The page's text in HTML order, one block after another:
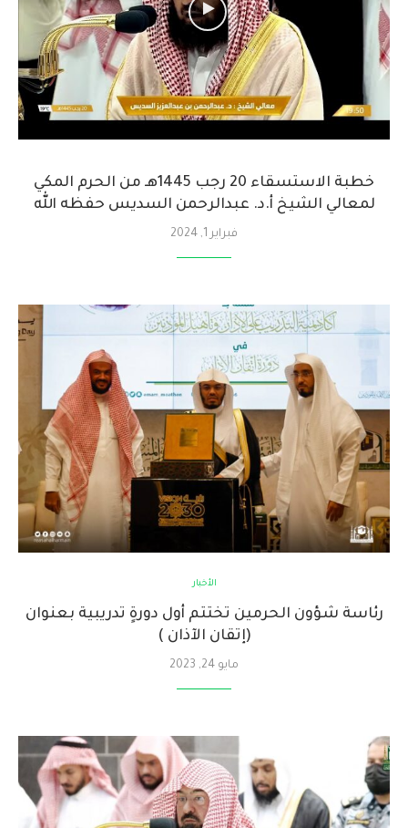
خطبة الاستسقاء 20 رجب 1445هـ من الحرم المكي
لمعالي الشيخ أ.د. عبدالرحمن السديس حفظه الله
فبراير 1, 2024
الأخبار
رئاسة شؤون الحرمين تختتم أول دورةٍ تدريبية بعنوان
(إتقان الآذان )
مايو 24, 2023